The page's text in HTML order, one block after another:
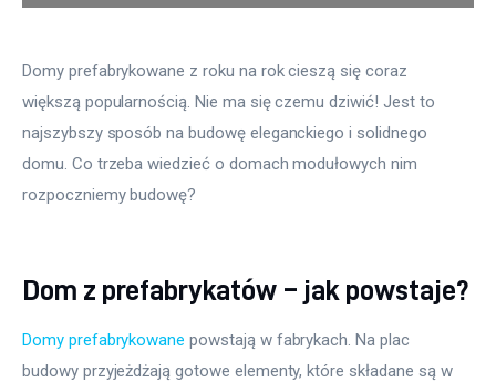
Więcej
Domy prefabrykowane z roku na rok cieszą się coraz
większą popularnością. Nie ma się czemu dziwić! Jest to
najszybszy sposób na budowę eleganckiego i solidnego
domu. Co trzeba wiedzieć o domach modułowych nim
rozpoczniemy budowę?
Dom z prefabrykatów – jak powstaje?
Domy prefabrykowane powstają w fabrykach. Na plac
budowy przyjeżdżają gotowe elementy, które składane są w